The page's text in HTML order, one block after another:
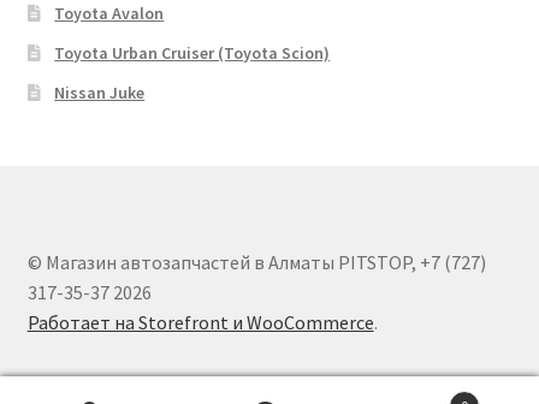
Toyota Avalon
Toyota Urban Cruiser (Toyota Scion)
Nissan Juke
© Магазин автозапчастей в Алматы PITSTOP, +7 (727)
317-35-37 2026
Работает на Storefront и WooCommerce.